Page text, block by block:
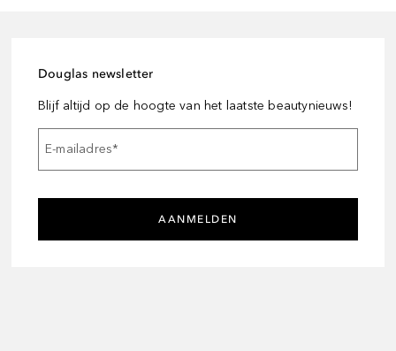
Douglas newsletter
Blijf altijd op de hoogte van het laatste beautynieuws!
E-mailadres*
AANMELDEN